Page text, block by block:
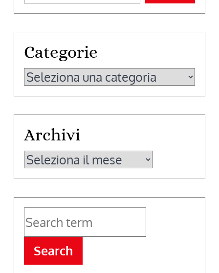
Categorie
Categorie
Archivi
Archivi
Search